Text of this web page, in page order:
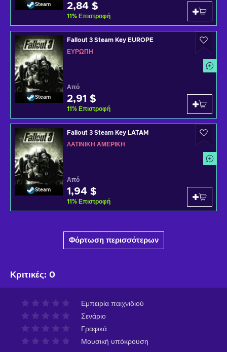
Steam 2,84 $
11% Επιστροφή
Steam
Fallout 3 Steam Key EUROPE
ΕΥΡΏΠΗ
Από
2,91 $
11% Επιστροφή
Steam
Fallout 3 Steam Key LATAM
ΛΑΤΙΝΙΚΉ ΑΜΕΡΙΚΉ
Από
1,94 $
11% Επιστροφή
Φόρτωση περισσότερων
Κριτικές: 0
Εμπειρία παιχνιδιού
Σενάριο
Γραφικά
Μουσική υπόκρουση